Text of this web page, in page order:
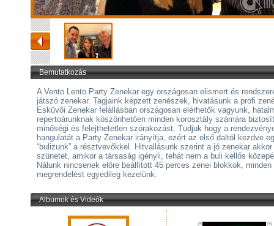
Bemutatkozás
A Vento Lento Party Zenekar egy országosan elismert és
játszó zenekar. Tagjaink képzett zenészek, hivatásunk a profi
Esküvői Zenekar felállásban országosan elérhetők vagyunk,
repertoárunknak köszönhetően minden korosztály számára
minőségi és felejthetetlen szórakozást. Tudjuk hogy a
hangulatát a Party Zenekar irányítja, ezért az első daltól kezdve
“bulizunk” a résztvevőkkel. Hitvallásunk szerint a jó zenekar
szünetet, amikor a társaság igényli, tehát nem a buli kellős
Nálunk nincsenek előre beállított 45 perces zenei blokkok, minden
megrendelést egyedileg kezelünk.
Albumok és Videók